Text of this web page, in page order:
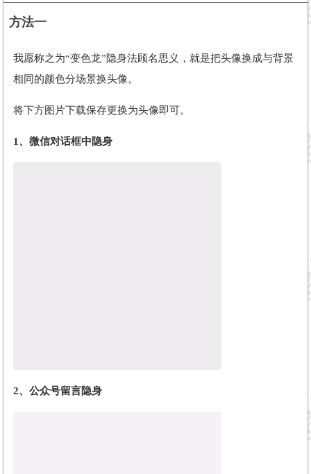
方法一
我愿称之为“变色龙”隐身法顾名思义，就是把头像换成与背景
相同的颜色分场景换头像。
将下方图片下载保存更换为头像即可。
1、 微信对话框中隐身
2、 公众号留言隐身